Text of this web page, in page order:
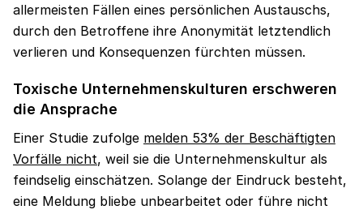
allermeisten Fällen eines persönlichen Austauschs,
durch den Betroffene ihre Anonymität letztendlich
verlieren und Konsequenzen fürchten müssen.
Toxische Unternehmenskulturen erschweren
die Ansprache
Einer Studie zufolge melden 53% der Beschäftigten
Vorfälle nicht, weil sie die Unternehmenskultur als
feindselig einschätzen. Solange der Eindruck besteht,
eine Meldung bliebe unbearbeitet oder führe nicht